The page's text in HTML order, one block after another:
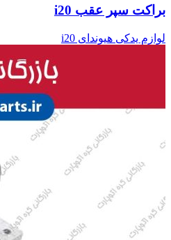
براکت سپر عقب i20
لوازم یدکی هیوندای i20